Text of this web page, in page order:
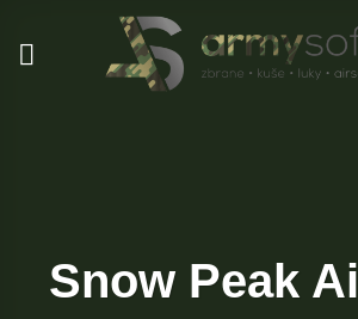
Snow Peak